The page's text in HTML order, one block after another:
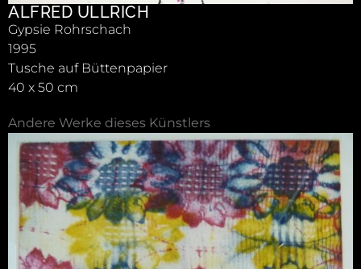
ALFRED ULLRICH
Gypsie Rohrschach
1995
Tusche auf Büttenpapier
40 x 50 cm
Andere Werke dieses Künstlers